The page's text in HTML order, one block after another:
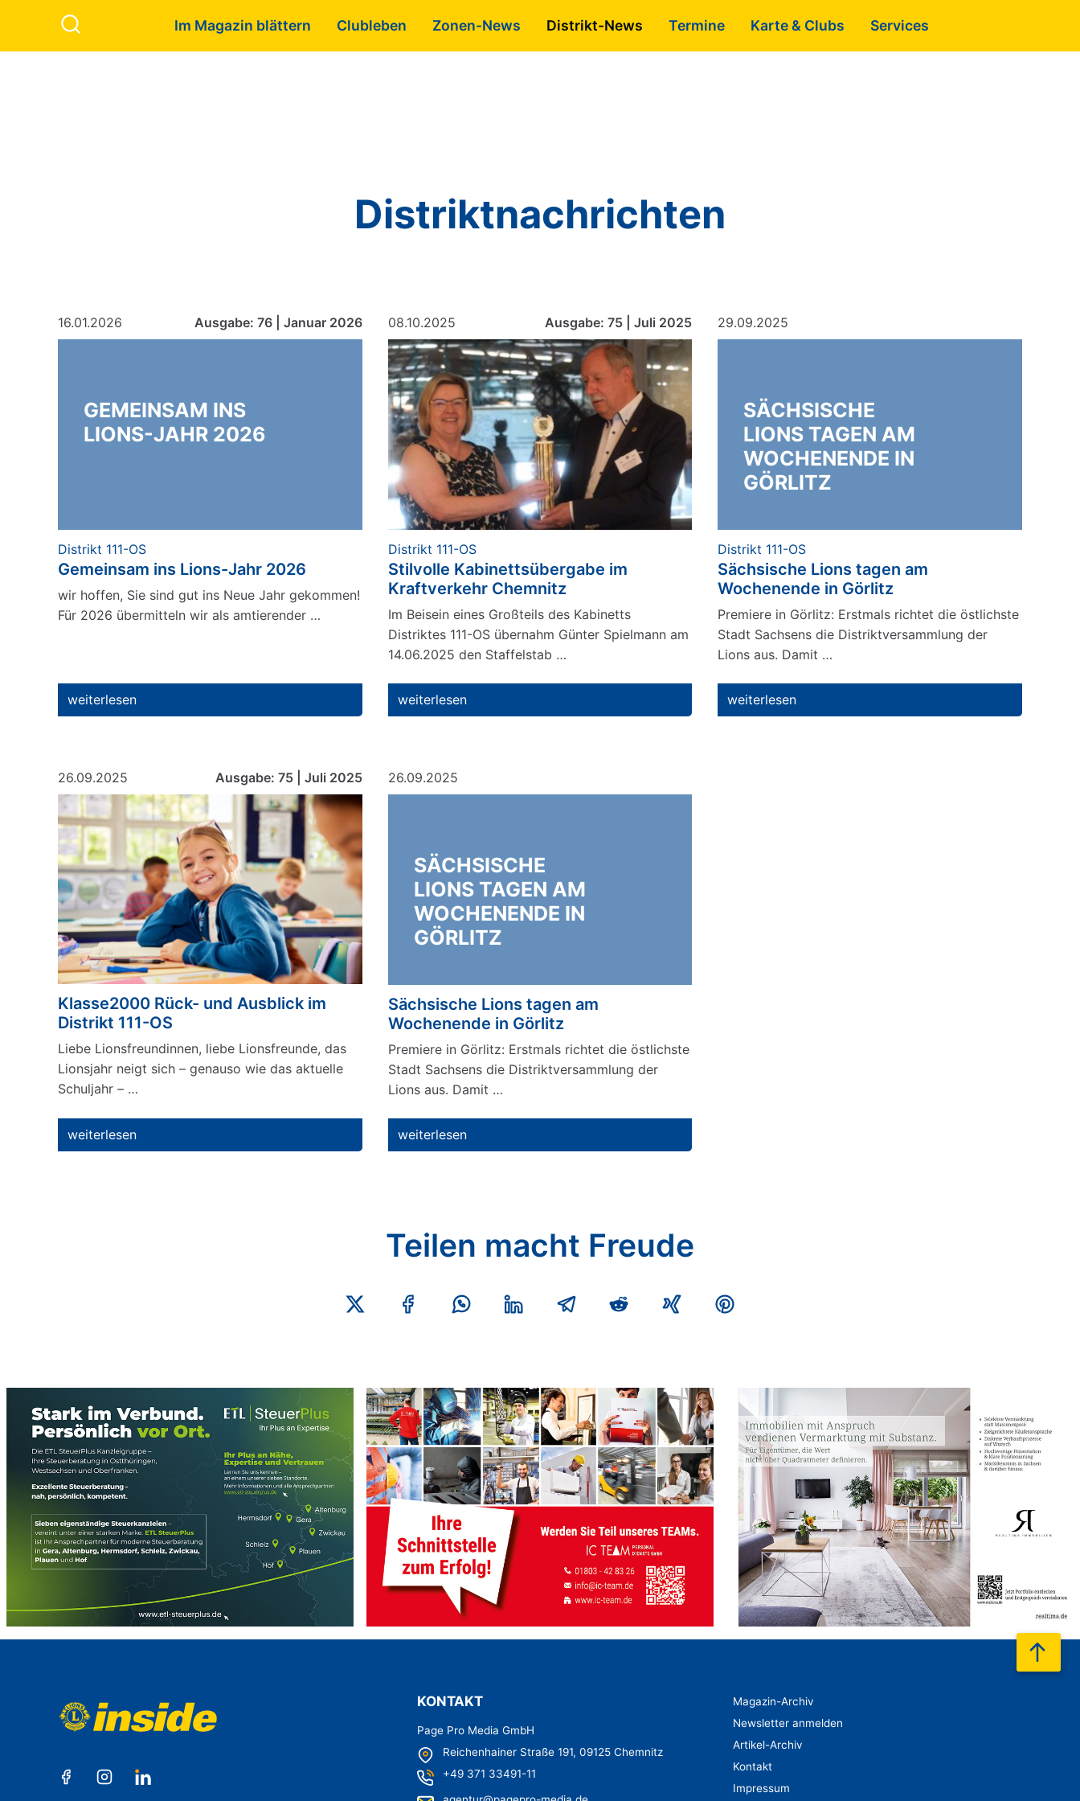
Search to:
Im Magazin blättern Clubleben Zonen-News Distrikt-News Termine Karte & Clubs Services
Distriktnachrichten
Ausgabe: 76 | Januar 2026
16.01.2026
GEMEINSAM INS
LIONS-JAHR 2026
Distrikt 111-OS
Gemeinsam ins Lions-Jahr 2026
wir hoffen, Sie sind gut ins Neue Jahr gekommen!
Für 2026 übermitteln wir als amtierender …
weiterlesen
Ausgabe: 75 | Juli 2025
08.10.2025
Distrikt 111-OS
Stilvolle Kabinettsübergabe im
Kraftverkehr Chemnitz
Im Beisein eines Großteils des Kabinetts
Distriktes 111-OS übernahm Günter Spielmann am
14.06.2025 den Staffelstab …
weiterlesen
29.09.2025
SÄCHSISCHE
LIONS TAGEN AM
WOCHENENDE IN
GÖRLITZ
Distrikt 111-OS
Sächsische Lions tagen am
Wochenende in Görlitz
Premiere in Görlitz: Erstmals richtet die östlichste
Stadt Sachsens die Distriktversammlung der
Lions aus. Damit …
weiterlesen
Ausgabe: 75 | Juli 2025
26.09.2025
Klasse2000 Rück- und Ausblick im
Distrikt 111-OS
Liebe Lionsfreundinnen, liebe Lionsfreunde, das
Lionsjahr neigt sich – genauso wie das aktuelle
Schuljahr – …
weiterlesen
26.09.2025
SÄCHSISCHE
LIONS TAGEN AM
WOCHENENDE IN
GÖRLITZ
Sächsische Lions tagen am
Wochenende in Görlitz
Premiere in Görlitz: Erstmals richtet die östlichste
Stadt Sachsens die Distriktversammlung der
Lions aus. Damit …
weiterlesen
Teilen macht Freude
KONTAKT
Page Pro Media GmbH
Reichenhainer Straße 191, 09125 Chemnitz
+49 371 33491-11
Magazin-Archiv
Newsletter anmelden
Artikel-Archiv
Kontakt
Impressum